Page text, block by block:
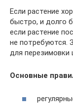
Если растение
быстро, и долго
если растение
не потребуются.
для перезимовки
Основные